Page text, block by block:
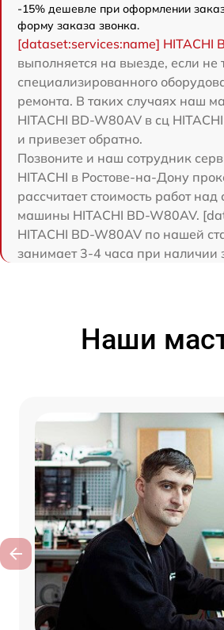
-15% дешевле при оформлении
форму заказа звонка.
[dataset:services:name] HITACHI
выполняется на выезде, если не
специализированного
ремонта. В таких случаях наш
HITACHI BD-W80AV в сц
и привезет обратно.
Позвоните и наш сотрудник
HITACHI в Ростове-на-Дону
рассчитает стоимость работ над
машины HITACHI BD-W80AV.
HITACHI BD-W80AV по нашей
занимает 3-4 часа при наличии
Наши